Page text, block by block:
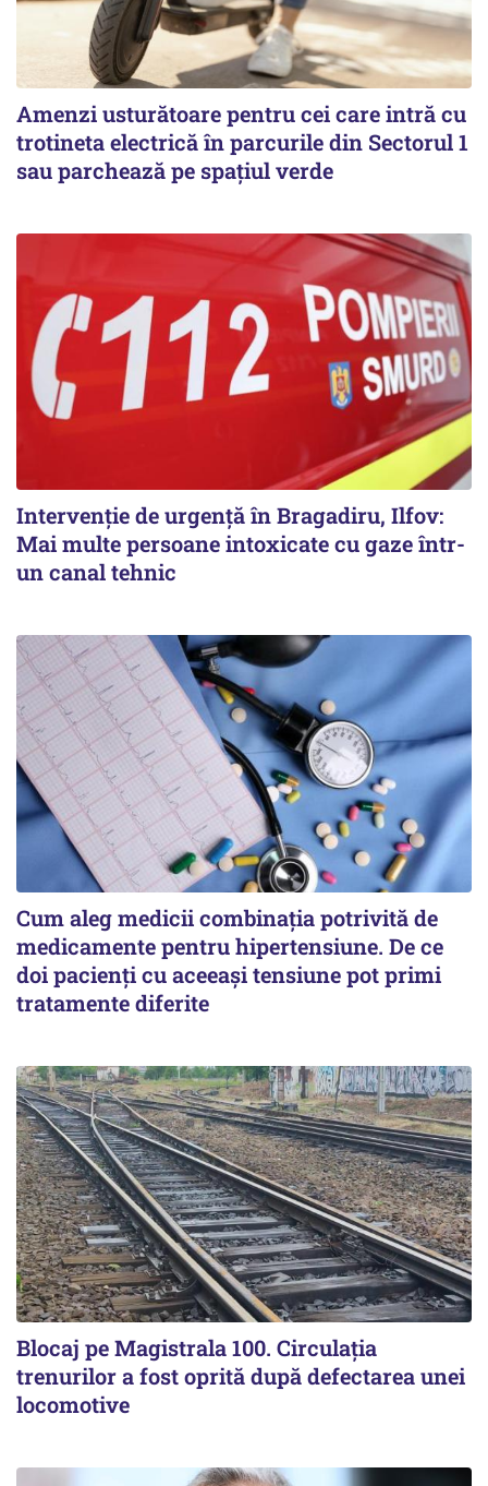
Amenzi usturătoare pentru cei care intră cu
trotineta electrică în parcurile din Sectorul 1
sau parchează pe spațiul verde
Intervenție de urgență în Bragadiru, Ilfov:
Mai multe persoane intoxicate cu gaze într-
un canal tehnic
Cum aleg medicii combinația potrivită de
medicamente pentru hipertensiune. De ce
doi pacienți cu aceeași tensiune pot primi
tratamente diferite
Blocaj pe Magistrala 100. Circulația
trenurilor a fost oprită după defectarea unei
locomotive